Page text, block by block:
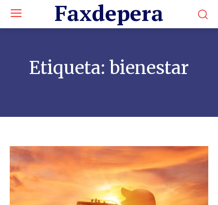
Faxdepera
Etiqueta: bienestar